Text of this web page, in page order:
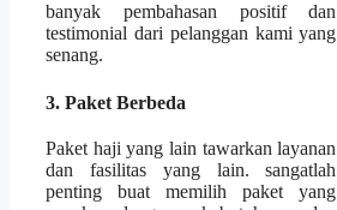
banyak pembahasan positif dan
testimonial dari pelanggan kami yang
senang.
3. Paket Berbeda
Paket haji yang lain tawarkan layanan
dan fasilitas yang lain. sangatlah
penting buat memilih paket yang